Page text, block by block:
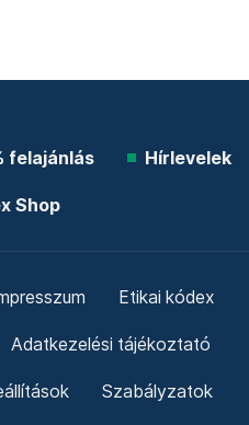
felajánlás Hírlevelek
Shop
Etikai kódex
Adatkezelési tájékoztató
Szabályzatok